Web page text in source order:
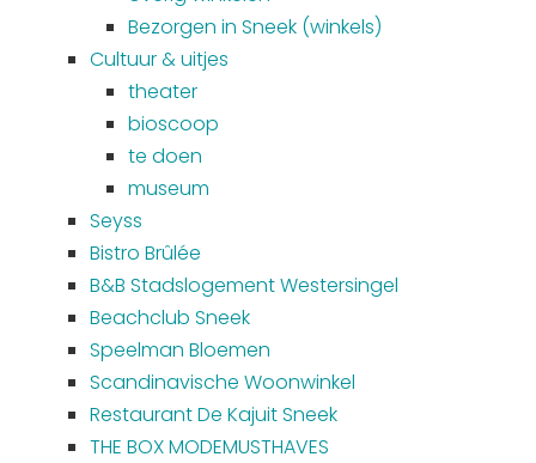
Bezorgen in Sneek (winkels)
Cultuur & uitjes
theater
bioscoop
te doen
museum
Seyss
Bistro Brûlée
B&B Stadslogement Westersingel
Beachclub Sneek
Speelman Bloemen
Scandinavische Woonwinkel
Restaurant De Kajuit Sneek
THE BOX MODEMUSTHAVES